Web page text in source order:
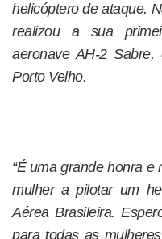
helicóptero de ataque.
realizou a sua
aeronave AH-2
Porto Velho.
“É uma grande honra e
mulher a pilotar um
Aérea Brasileira.
para todas as